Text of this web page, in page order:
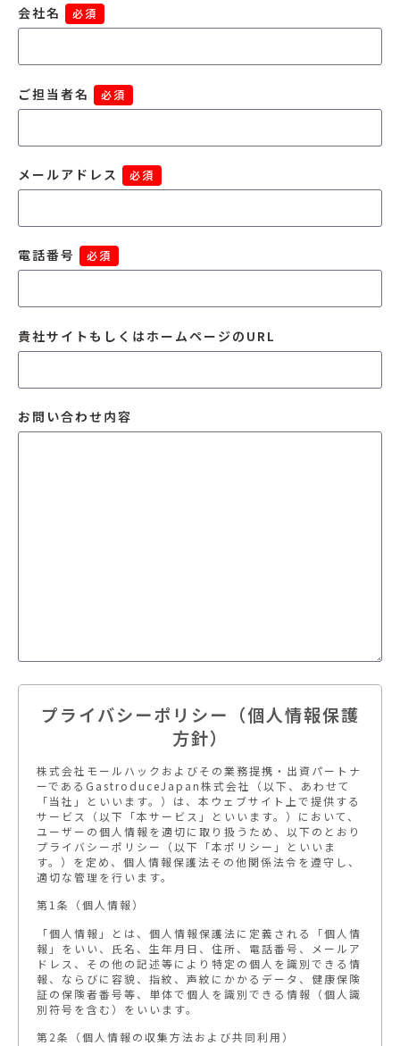
会社名 必須
ご担当者名 必須
メールアドレス 必須
電話番号 必須
貴社サイトもしくはホームページのURL
お問い合わせ内容
プライバシーポリシー（個人情報保護
方針）
株式会社モールハックおよびその業務提携・出資パートナ
ーであるGastroduceJapan株式会社（以下、あわせて
「当社」といいます。）は、本ウェブサイト上で提供する
サービス（以下「本サービス」といいます。）において、
ユーザーの個人情報を適切に取り扱うため、以下のとおり
プライバシーポリシー（以下「本ポリシー」といいま
す。）を定め、個人情報保護法その他関係法令を遵守し、
適切な管理を行います。
第1条（個人情報）
「個人情報」とは、個人情報保護法に定義される「個人情
報」をいい、氏名、生年月日、住所、電話番号、メールア
ドレス、その他の記述等により特定の個人を識別できる情
報、ならびに容貌、指紋、声紋にかかるデータ、健康保険
証の保険者番号等、単体で個人を識別できる情報（個人識
別符号を含む）をいいます。
第2条（個人情報の収集方法および共同利用）